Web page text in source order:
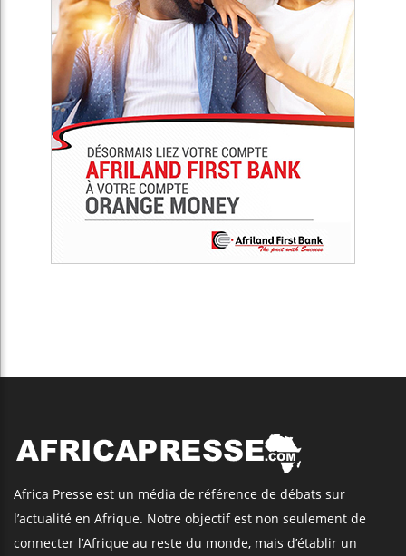
Africa Presse est un média de référence de débats sur
l’actualité en Afrique. Notre objectif est non seulement de
connecter l’Afrique au reste du monde, mais d’établir un